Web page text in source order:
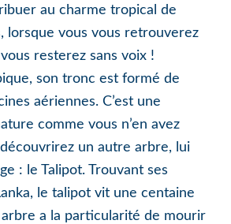
au charme tropical de
lorsque vous vous retrouverez
resterez sans voix !
son tronc est formé de
aériennes. C’est une
comme vous n’en avez
découvrirez un autre arbre, lui
: le Talipot. Trouvant ses
le talipot vit une centaine
arbre a la particularité de mourir